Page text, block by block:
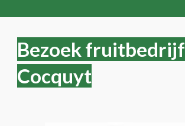
Bezoek fruitbedrijf
Cocquyt